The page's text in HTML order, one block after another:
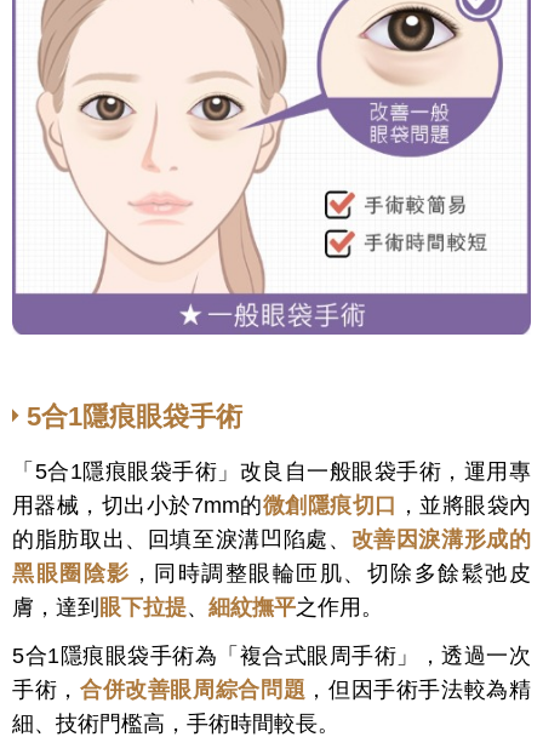
5合1隱痕眼袋手術
「5合1隱痕眼袋手術」改良自一般眼袋手術，運用專
用器械，切出小於7mm的微創隱痕切口 ，並將眼袋內
的脂肪取出、回填至淚溝凹陷處、 改善因淚溝形成的
黑眼圈陰影 ，同時調整眼輪匝肌、切除多餘鬆弛皮
膚，達到 眼下拉提、 細紋撫平之作用。
5合1隱痕眼袋手術為「複合式眼周手術」，透過一次
手術， 合併改善眼周綜合問題 ，但因手術手法較為精
細、技術門檻高，手術時間較長。